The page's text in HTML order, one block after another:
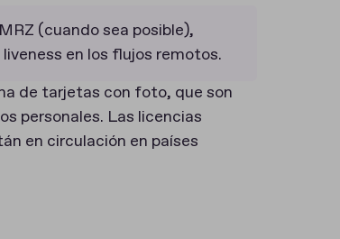
(cuando sea posible),
en los flujos remotos.
de tarjetas con foto, que son
personales. Las licencias
en circulación en países